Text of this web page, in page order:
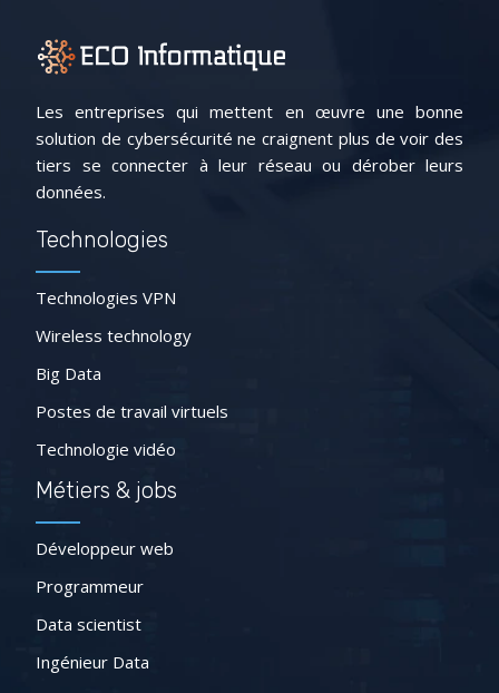
Les entreprises qui mettent en œuvre une bonne
solution de cybersécurité ne craignent plus de voir des
tiers se connecter à leur réseau ou dérober leurs
données.
Technologies
Technologies VPN
Wireless technology
Big Data
Postes de travail virtuels
Technologie vidéo
Métiers & jobs
Développeur web
Programmeur
Data scientist
Ingénieur Data